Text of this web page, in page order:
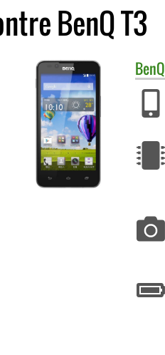
BenQ T3
BenQ